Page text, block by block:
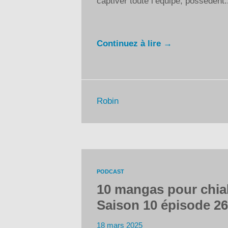
Continuez à lire →
Robin
PODCAST
10 mangas pour
Saison 10 épisode 26
18 mars 2025